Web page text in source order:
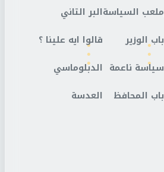
ملعب السياسة
باب الوزير
سياسة ناعمة
باب المحافظ
البر التاني
قالوا ايه علينا ؟
الدبلوماسي
العدسة